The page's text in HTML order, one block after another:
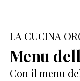
(quasi)
green
LA CUCINA
Menu
Con il menu